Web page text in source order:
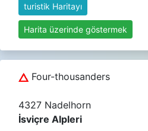
turistik Haritayı
Harita üzerinde göstermek
Four-thousanders
4327 Nadelhorn
İsviçre Alpleri